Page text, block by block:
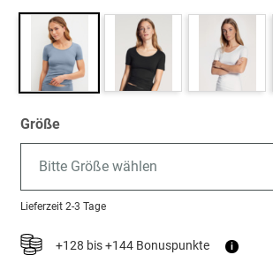
Größe
Bitte Größe wählen
Lieferzeit 2-3 Tage
+128 bis +144 Bonuspunkte i